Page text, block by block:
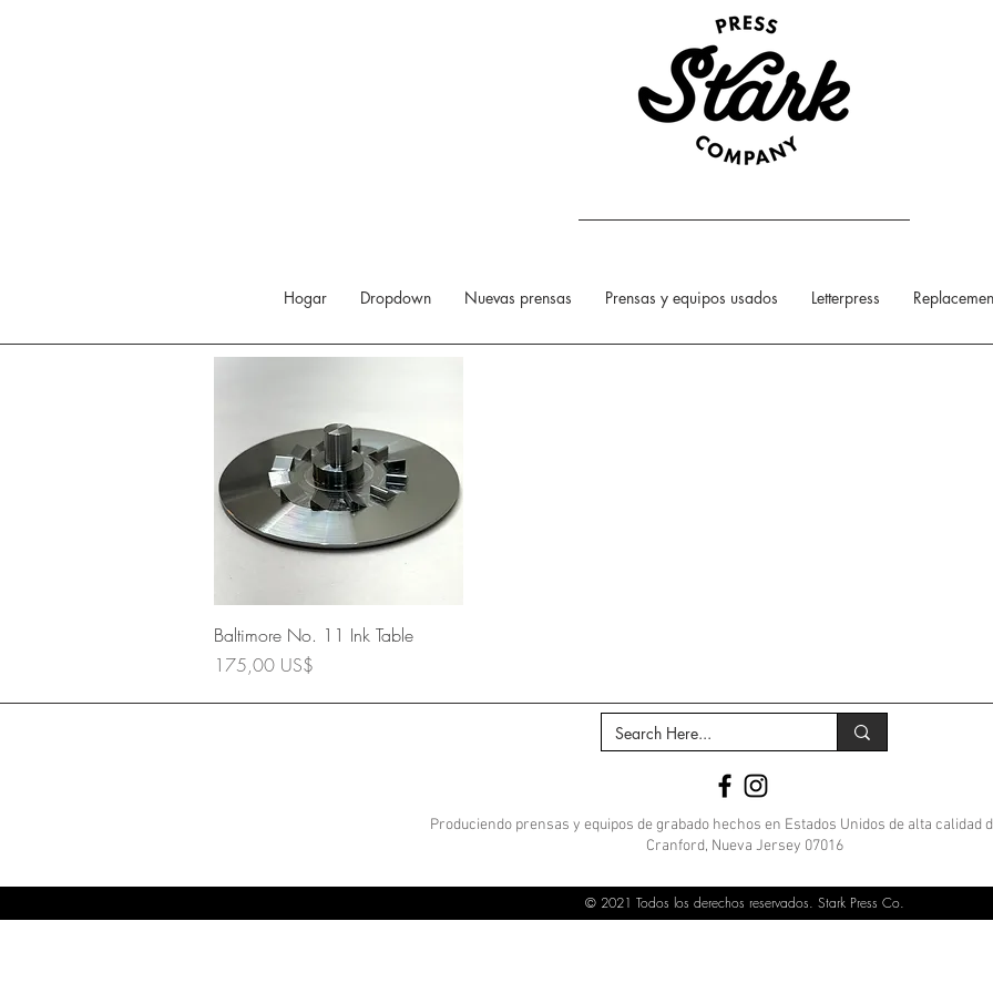
Hogar Dropdown Nuevas prensas Prensas y equipos usados Letterpress
Vista rápida
Baltimore No. 11 Ink Table
Precio
175,00 US$
Produciendo prensas y equipos de grabado hechos en Estados Unidos de alta calidad
Cranford, Nueva Jersey 07016
© 2021 Todos los derechos reservados. Stark Press Co.